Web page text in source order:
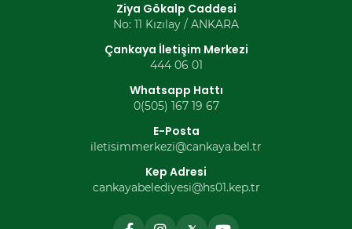
Ziya Gökalp Caddesi
No: 11 Kızılay / ANKARA
Çankaya İletişim Merkezi
444 06 01
Whatsapp Hattı
0(505) 167 19 67
E-Posta
iletisimmerkezi@cankaya.bel.tr
Kep Adresi
cankayabelediyesi@hs01.kep.tr